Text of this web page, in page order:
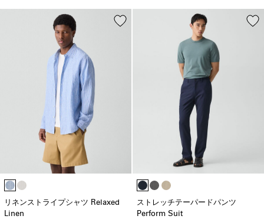
リネンストライプシャツ Relaxed
Linen
ストレッチテーパードパンツ
Perform Suit